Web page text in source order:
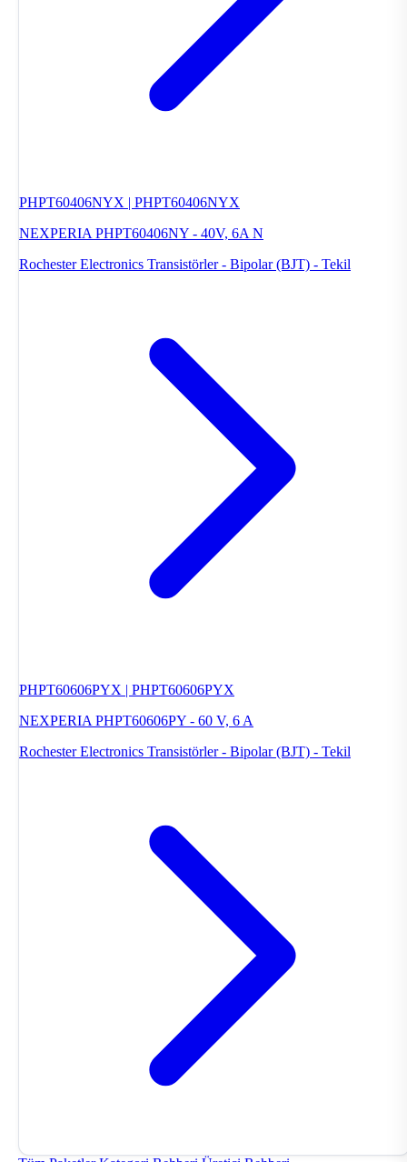
PHPT60406NYX | PHPT60406NYX
NEXPERIA PHPT60406NY - 40V, 6A N
Rochester Electronics Transistörler - Bipolar (BJT) - Tekil
PHPT60606PYX | PHPT60606PYX
NEXPERIA PHPT60606PY - 60 V, 6 A
Rochester Electronics Transistörler - Bipolar (BJT) - Tekil